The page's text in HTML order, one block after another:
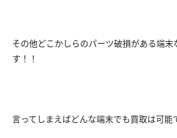
その他どこかしらのパーツ破損がある端末
す！！
言ってしまえばどんな端末でも買取は可能